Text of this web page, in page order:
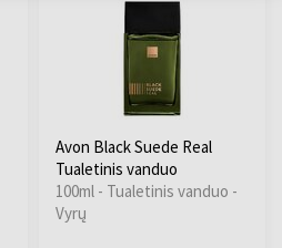
Avon Black Suede Real
Tualetinis vanduo
100ml - Tualetinis vanduo -
Vyrų